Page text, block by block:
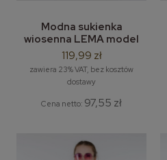
Modna sukienka
wiosenna LEMA model
Sonia - rozm. M-3XL
119,99 zł
zawiera 23% VAT, bez kosztów
dostawy
Cena netto: 97,55 zł